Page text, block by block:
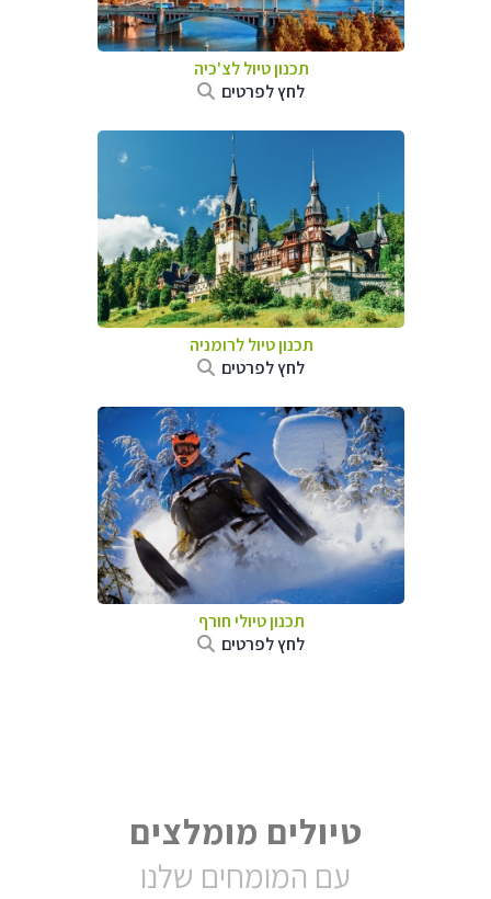
תכנון טיול לצ'כיה
לחץ לפרטים
תכנון טיול לרומניה
לחץ לפרטים
תכנון טיולי חורף
לחץ לפרטים
טיולים מומלצים
עם המומחים שלנו